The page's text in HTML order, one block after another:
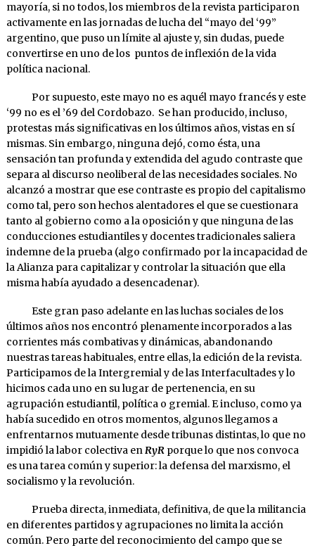
mayoría, si no todos, los miembros de la revista participaron
activamente en las jornadas de lucha del “mayo del ‘99”
argentino, que puso un límite al ajuste y, sin dudas, puede
convertirse en uno de los puntos de inflexión de la vida
política nacional.
Por supuesto, este mayo no es aquél mayo francés y este
‘99 no es el ’69 del Cordobazo. Se han producido, incluso,
protestas más significativas en los últimos años, vistas en sí
mismas. Sin embargo, ninguna dejó, como ésta, una
sensación tan profunda y extendida del agudo contraste que
separa al discurso neoliberal de las necesidades sociales. No
alcanzó a mostrar que ese contraste es propio del capitalismo
como tal, pero son hechos alentadores el que se cuestionara
tanto al gobierno como a la oposición y que ninguna de las
conducciones estudiantiles y docentes tradicionales saliera
indemne de la prueba (algo confirmado por la incapacidad de
la Alianza para capitalizar y controlar la situación que ella
misma había ayudado a desencadenar).
Este gran paso adelante en las luchas sociales de los
últimos años nos encontró plenamente incorporados a las
corrientes más combativas y dinámicas, abandonando
nuestras tareas habituales, entre ellas, la edición de la revista.
Participamos de la Intergremial y de las Interfacultades y lo
hicimos cada uno en su lugar de pertenencia, en su
agrupación estudiantil, política o gremial. E incluso, como ya
había sucedido en otros momentos, algunos llegamos a
enfrentarnos mutuamente desde tribunas distintas, lo que no
impidió la labor colectiva enRyRporque lo que nos convoca
es una tarea común y superior: la defensa del marxismo, el
socialismo y la revolución.
Prueba directa, inmediata, definitiva, de que la militancia
en diferentes partidos y agrupaciones no limita la acción
común. Pero parte del reconocimiento del campo que se